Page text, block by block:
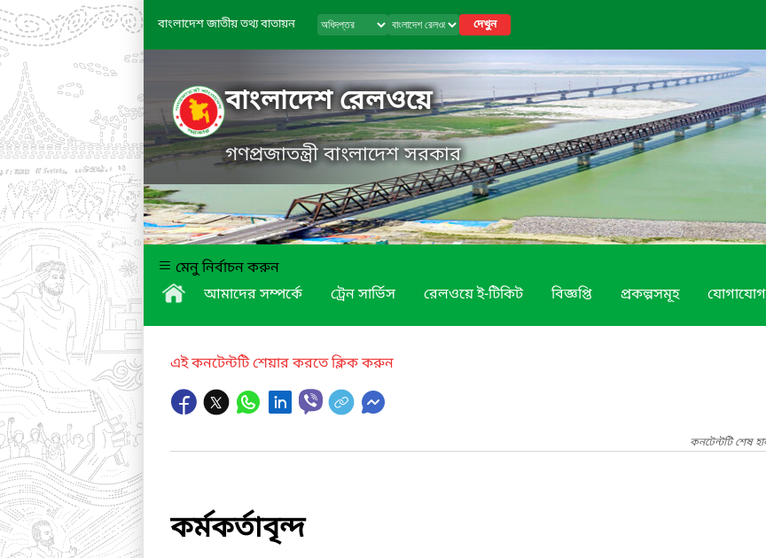
বাংলাদেশ জাতীয় তথ্য বাতায়ন দেখুন
বাংলাদেশ রেলওয়ে
গণপ্রজাতন্ত্রী বাংলাদেশ সরকার
মেনু নির্বাচন করুন
আমাদের সম্পর্কে
ট্রেন সার্ভিস রেলওয়ে ই-টিকিট বিজ্ঞপ্তি প্রকল্পসমূহ
এই কনটেন্টটি শেয়ার করতে ক্লিক করুন
কনটেন্টটি শেষ
কর্মকর্তাবৃন্দ